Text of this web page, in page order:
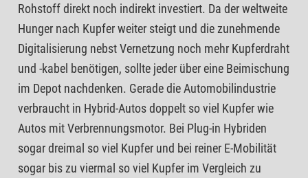
Rohstoff direkt noch indirekt investiert. Da der weltweite
Hunger nach Kupfer weiter steigt und die zunehmende
Digitalisierung nebst Vernetzung noch mehr Kupferdraht
und -kabel benötigen, sollte jeder über eine Beimischung
im Depot nachdenken. Gerade die Automobilindustrie
verbraucht in Hybrid-Autos doppelt so viel Kupfer wie
Autos mit Verbrennungsmotor. Bei Plug-in Hybriden
sogar dreimal so viel Kupfer und bei reiner E-Mobilität
sogar bis zu viermal so viel Kupfer im Vergleich zu